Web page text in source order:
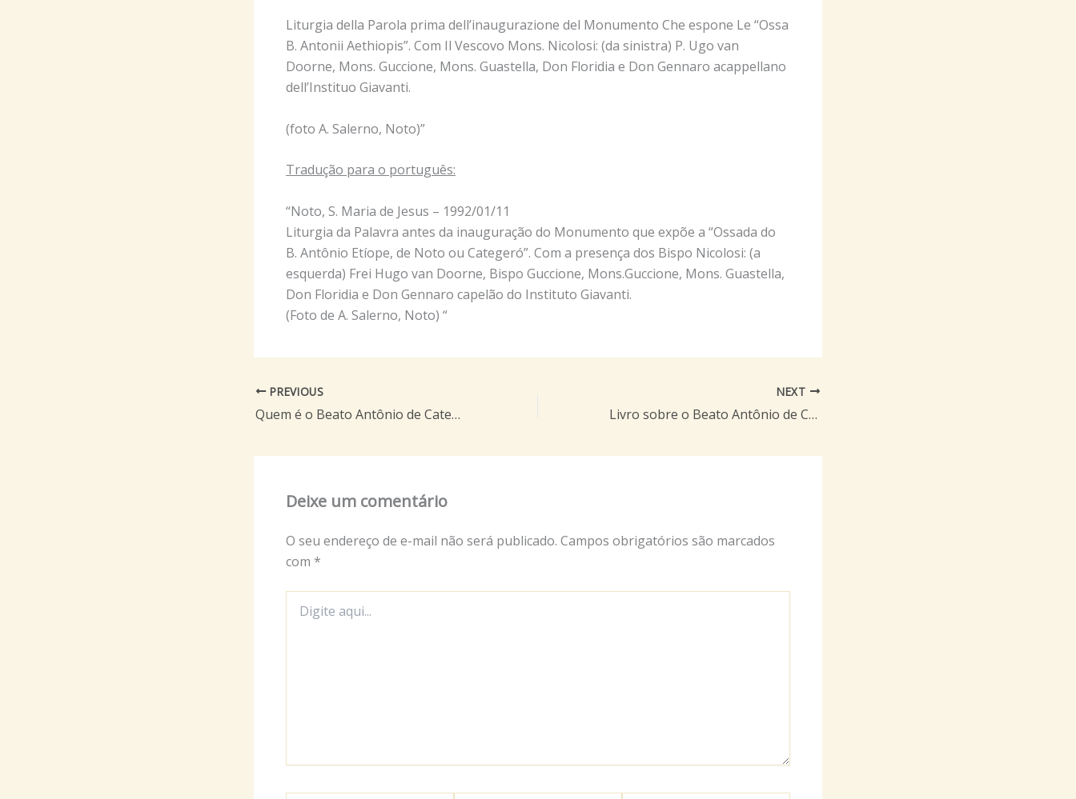
Liturgia della Parola prima dell’inaugurazione del Monumento Che espone Le “Ossa
B. Antonii Aethiopis”. Com Il Vescovo Mons. Nicolosi: (da sinistra) P. Ugo van
Doorne, Mons. Guccione, Mons. Guastella, Don Floridia e Don Gennaro acappellano
dell’Instituo Giavanti.
(foto A. Salerno, Noto)”
Tradução para o português:
“Noto, S. Maria de Jesus – 1992/01/11
Liturgia da Palavra antes da inauguração do Monumento que expõe a “Ossada do
B. Antônio Etíope, de Noto ou Categeró”. Com a presença dos Bispo Nicolosi: (a
esquerda) Frei Hugo van Doorne, Bispo Guccione, Mons.Guccione, Mons. Guastella,
Don Floridia e Don Gennaro capelão do Instituto Giavanti.
(Foto de A. Salerno, Noto) “
PREVIOUS
Quem é o Beato Antônio de Categeró
NEXT
Livro sobre o Beato Antônio de Categeró com João Paulo II em sua capa
Deixe um comentário
O seu endereço de e-mail não será publicado. Campos obrigatórios são marcados
com *
aqui...